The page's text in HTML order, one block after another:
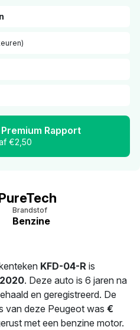
Rapport
€2,50
Brandstof
Benzine
KFD-04-R is
2020. Deze auto is 6 jaren na
en geregistreerd. De
van deze Peugeot was €
met een benzine motor.